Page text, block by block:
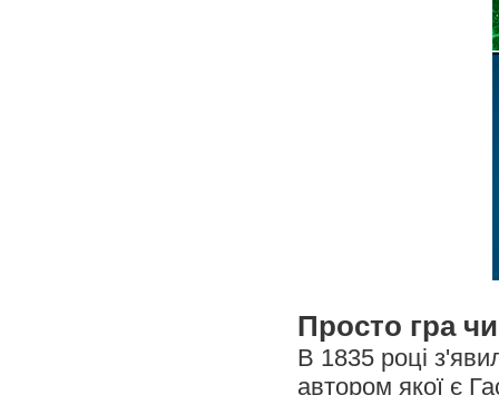
Просто гра
В 1835 році
автором якої є